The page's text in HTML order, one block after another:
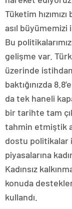
Tüketim
asıl büyümemizi
Bu
gelişme var.
üzerinde
baktığınızda
da tek haneli
bir tarihte tam
tahmin etmiştik
dostu politikalar
piyasalarına
Kadınsız
konuda
kullandı.